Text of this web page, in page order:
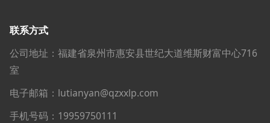
联系方式
公司地址：福建省泉州市惠安县世纪大道维斯财富中心716
室
电子邮箱：lutianyan@qzxxlp.com
手机号码：19959750111